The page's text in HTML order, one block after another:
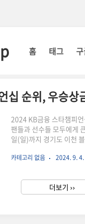
홈 태그
십 순위, 우승상
2024 KB금융 스타챔피
팬들과 선수들 모두에게
일(일)까지 경기도 이천
다. 2024 KB금융 스타챔
해서 보실 수 있지만, 시
십 순위를 지켜봐 보세
카테고리 없음 2024. 9. 4.
더보기 ››